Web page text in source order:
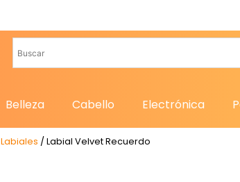
Belleza Cabello Electrónica
Labiales / Labial Velvet Recuerdo